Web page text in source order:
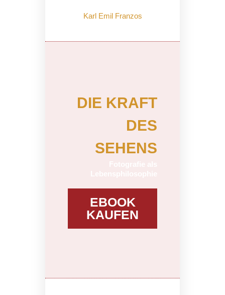
Karl Emil Franzos
DIE KRAFT
DES
SEHENS
EBOOK
KAUFEN